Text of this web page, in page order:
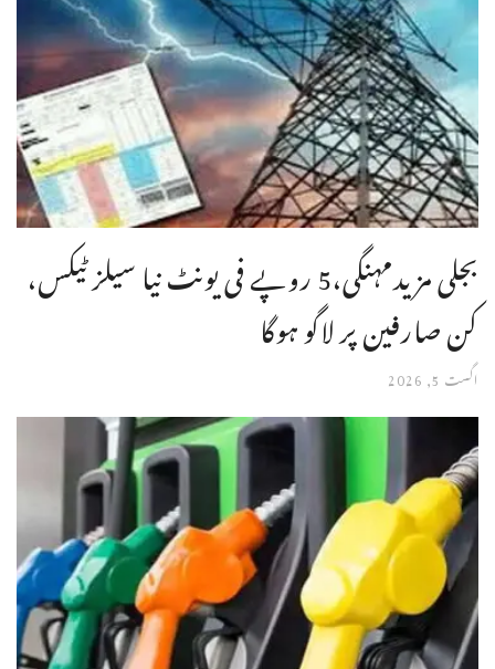
بجلی مزیدمہنگی،5 روپے فی یونٹ نیا سیلز ٹیکس،
کن صارفین پر لاگو ہوگا
اگست 5, 2026